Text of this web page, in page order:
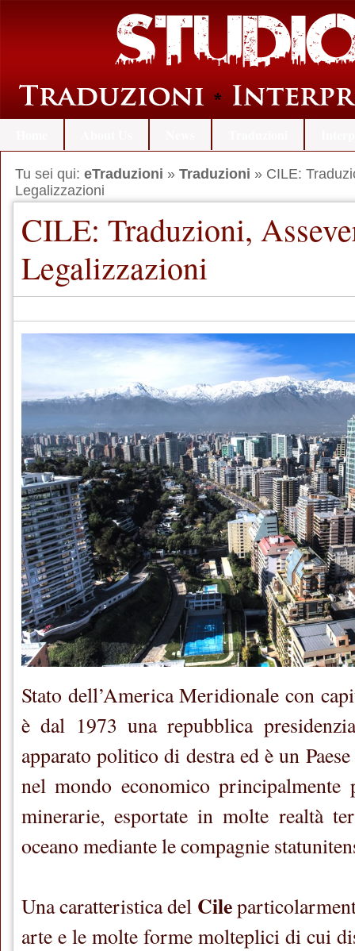
Tu sei qui: eTraduzioni » Traduzioni » CILE:
Legalizzazioni
CILE: Traduzioni,
Legalizzazioni
Stato dell’America Meridionale con
è dal 1973 una repubblica
apparato politico di destra ed è un
nel mondo economico principalmente
minerarie, esportate in molte realtà
oceano mediante le compagnie
Una caratteristica del Cile
arte e le molte forme molteplici di cui